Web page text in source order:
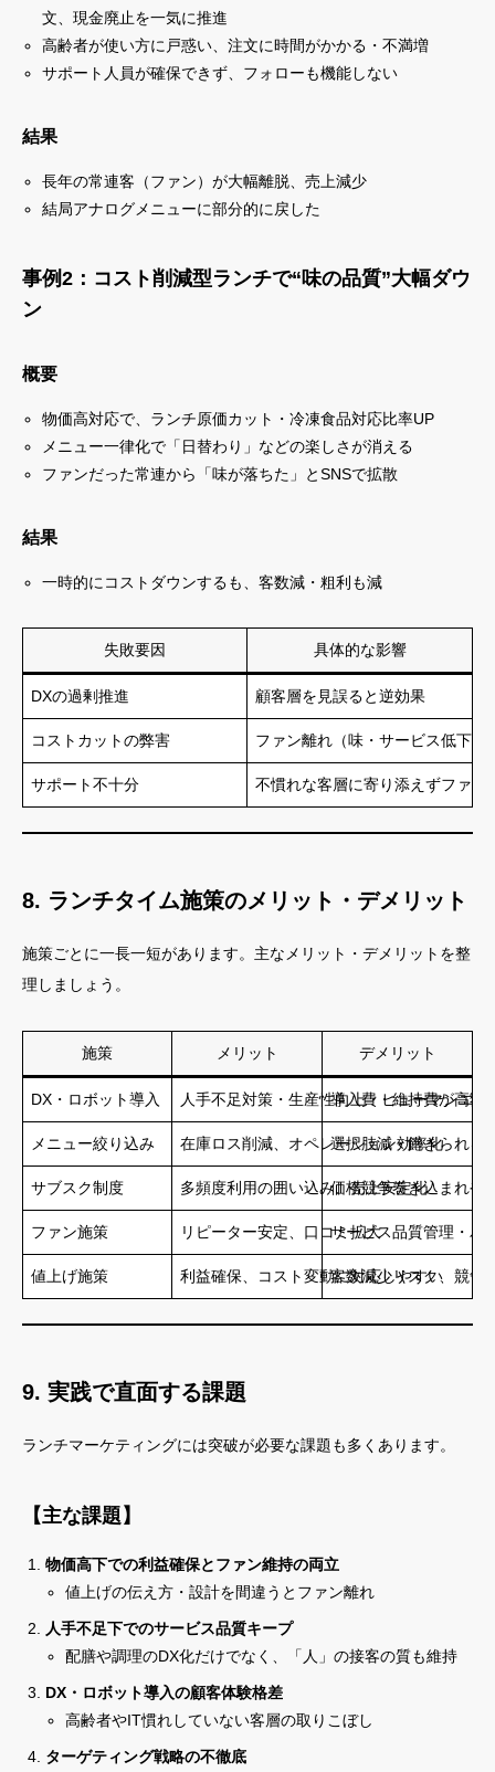
文、現金廃止を一気に推進
高齢者が使い方に戸惑い、注文に時間がかかる・不満増
サポート人員が確保できず、フォローも機能しない
結果
長年の常連客（ファン）が大幅離脱、売上減少
結局アナログメニューに部分的に戻した
事例2：コスト削減型ランチで“味の品質”大幅ダウ
ン
概要
物価高対応で、ランチ原価カット・冷凍食品対応比率UP
メニュー一律化で「日替わり」などの楽しさが消える
ファンだった常連から「味が落ちた」とSNSで拡散
結果
一時的にコストダウンするも、客数減・粗利も減
失敗要因 具体的な影響
DXの過剰推進 顧客層を見誤ると逆効果
コストカットの弊害 ファン離れ（味・サービス低下）
サポート不十分 不慣れな客層に寄り添えずファン
8. ランチタイム施策のメリット・デメリット
施策ごとに一長一短があります。主なメリット・デメリットを整
理しましょう。
施策 メリット デメリット
DX・ロボット導入 人手不足対策・生産性向上・ヒューマンエラ
導入費・維持費が高額
メニュー絞り込み 在庫ロス削減、オペレーション効率化
選択肢減・飽きられる
サブスク制度 多頻度利用の囲い込み、売上安定化
価格競争巻き込まれや
ファン施策 リピーター安定、口コミ拡大サービス品質管理・パ
値上げ施策 利益確保、コスト変動に対応しやすい
客数減少リスク、競争
9. 実践で直面する課題
ランチマーケティングには突破が必要な課題も多くあります。
【主な課題】
物価高下での利益確保とファン維持の両立
値上げの伝え方・設計を間違うとファン離れ
人手不足下でのサービス品質キープ
配膳や調理のDX化だけでなく、「人」の接客の質も維持
DX・ロボット導入の顧客体験格差
高齢者やIT慣れしていない客層の取りこぼし
ターゲティング戦略の不徹底